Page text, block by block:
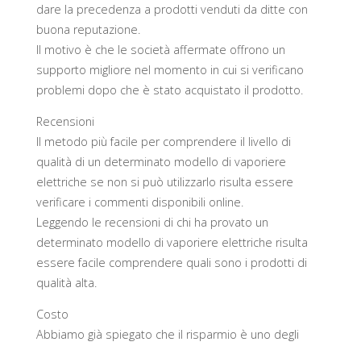
dare la precedenza a prodotti venduti da ditte con
buona reputazione.
Il motivo è che le società affermate offrono un
supporto migliore nel momento in cui si verificano
problemi dopo che è stato acquistato il prodotto.
Recensioni
Il metodo più facile per comprendere il livello di
qualità di un determinato modello di vaporiere
elettriche se non si può utilizzarlo risulta essere
verificare i commenti disponibili online.
Leggendo le recensioni di chi ha provato un
determinato modello di vaporiere elettriche risulta
essere facile comprendere quali sono i prodotti di
qualità alta.
Costo
Abbiamo già spiegato che il risparmio è uno degli